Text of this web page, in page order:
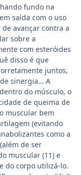
fundo na
saída com o uso
avançar contra a
sobre a
com esteróides
disso é que
juntos,
sinergia… A
do músculo, o
de queima de
muscular bem
(evitando
como a
de ser
muscular (11) e
do corpo utilizá-lo.